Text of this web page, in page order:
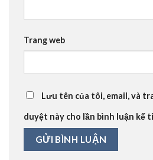
Trang web
Lưu tên của tôi, email, và
duyệt này cho lần bình luận kế